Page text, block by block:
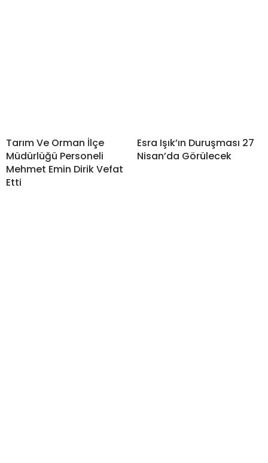
Tarım Ve Orman İlçe
Müdürlüğü Personeli
Mehmet Emin Dirik Vefat
Etti
Esra Işık’ın Duruşması 27
Nisan’da Görülecek